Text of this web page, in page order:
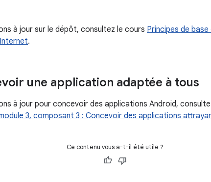
à jour sur le dépôt, consultez le cours Principes de
.
une application adaptée à tous
à jour pour concevoir des applications Android,
3, composant 3 : Concevoir des applications
Ce contenu vous a-t-il été utile ?